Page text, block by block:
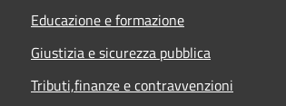
Educazione e formazione
Giustizia e sicurezza pubblica
Tributi,finanze e contravvenzioni